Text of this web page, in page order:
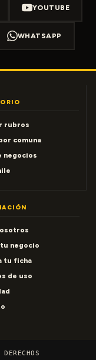
YOUTUBE
WHATSAPP
rubros
comuna
negocios
negocio
tu ficha
de uso